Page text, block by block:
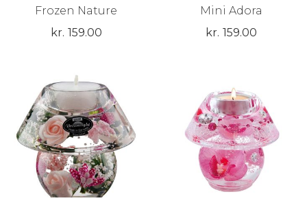
Frozen Nature
kr. 159.00
Mini Adora
kr. 159.00